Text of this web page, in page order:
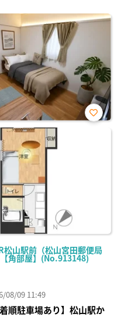
松山駅前（松山宮田郵便局
角部屋】(No.913148)
お気
08/09 11:49
順駐車場あり】松山駅か